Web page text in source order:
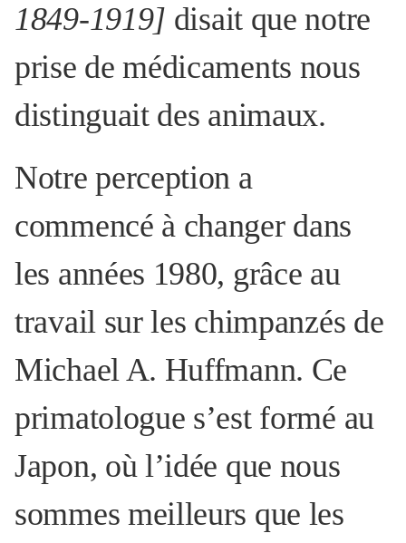
1849-1919] disait que notre
prise de médicaments nous
distinguait des animaux.
Notre perception a
commencé à changer dans
les années 1980, grâce au
travail sur les chimpanzés de
Michael A. Huffmann. Ce
primatologue s’est formé au
Japon, où l’idée que nous
sommes meilleurs que les